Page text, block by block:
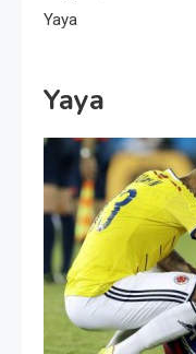
Yaya
Yaya